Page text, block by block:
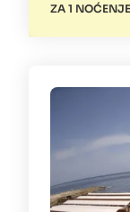
ZA 1 NOĆENJE